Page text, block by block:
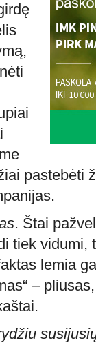
pastebėti
. Štai
tiek vidumi,
lemia
–